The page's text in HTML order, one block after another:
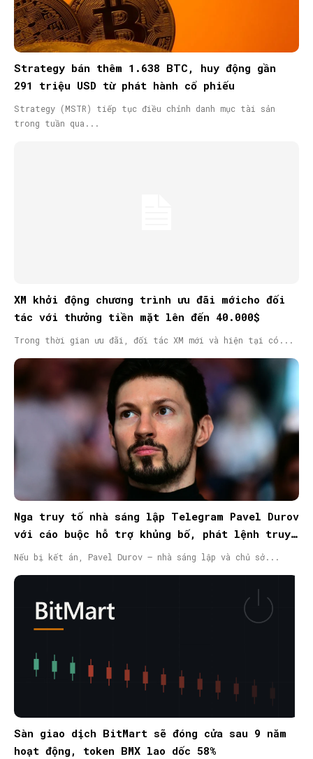
Strategy bán thêm 1.638 BTC, huy động gần
291 triệu USD từ phát hành cổ phiếu
Strategy (MSTR) tiếp tục điều chỉnh danh mục tài sản
trong tuần qua...
XM khởi động chương trình ưu đãi mớicho đối
tác với thưởng tiền mặt lên đến 40.000$
Trong thời gian ưu đãi, đối tác XM mới và hiện tại có...
Nga truy tố nhà sáng lập Telegram Pavel Durov
với cáo buộc hỗ trợ khủng bố, phát lệnh truy
nã quốc tế
Nếu bị kết án, Pavel Durov – nhà sáng lập và chủ sở...
Sàn giao dịch BitMart sẽ đóng cửa sau 9 năm
hoạt động, token BMX lao dốc 58%